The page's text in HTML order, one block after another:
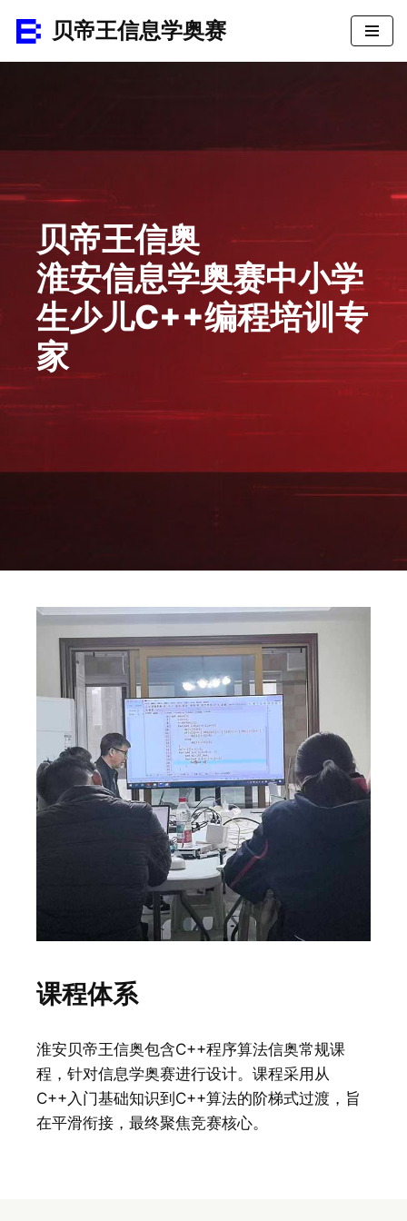
贝帝王信息学奥赛
贝帝王信奥
淮安信息学奥赛中小学
生少儿C++编程培训专
家
课程体系
淮安贝帝王信奥包含C++程序算法信奥常规课
程，针对信息学奥赛进行设计。课程采用从
C++入门基础知识到C++算法的阶梯式过渡，旨
在平滑衔接，最终聚焦竞赛核心。